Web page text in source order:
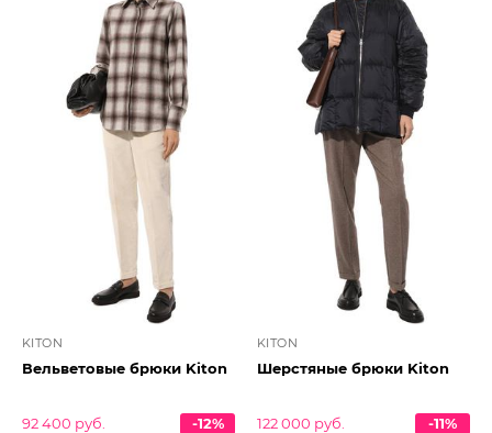
KITON
Вельветовые брюки Kiton
92 400 руб.
-12%
KITON
Шерстяные брюки Kiton
122 000 руб.
-11%